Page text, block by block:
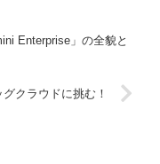
Enterprise」の全貌と
クラウドに挑む！